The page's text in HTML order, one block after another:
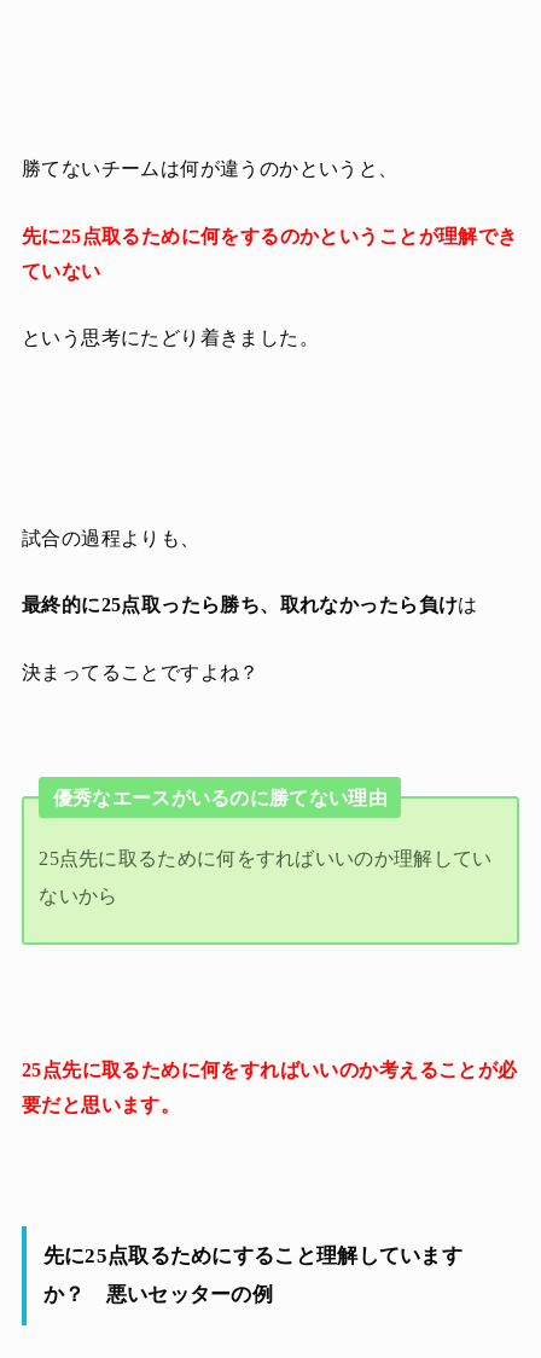
勝てないチームは何が違うのかというと、
先に25点取るために何をするのかということが理解でき
ていない
という思考にたどり着きました。
試合の過程よりも、
最終的に25点取ったら勝ち、取れなかったら負けは
決まってることですよね？
優秀なエースがいるのに勝てない理由
25点先に取るために何をすればいいのか理解してい
ないから
25点先に取るために何をすればいいのか考えることが必
要だと思います。
先に25点取るためにすること理解しています
か？ 悪いセッターの例